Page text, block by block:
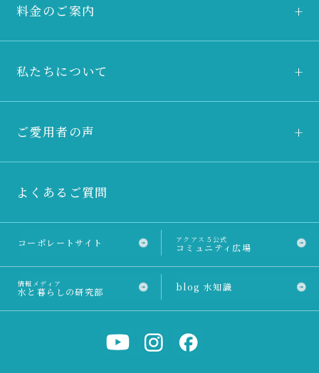
料金のご案内
私たちについて
ご愛用者の声
よくあるご質問
コーポレートサイト アクアス５公式
コミュニティ広場
情報メディア
水と暮らしの研究部 blog 水知識